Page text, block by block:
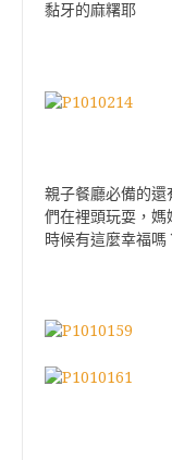
黏牙的麻糬耶
親子餐廳必備的還
們在裡頭玩耍，媽
時候有這麼幸福嗎